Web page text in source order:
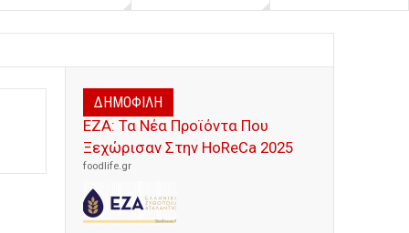
ΔΗΜΟΦΙΛΗ
ΕΖΑ: Τα Νέα Προϊόντα Που
Ξεχώρισαν Στην HoReCa 2025
foodlife.gr